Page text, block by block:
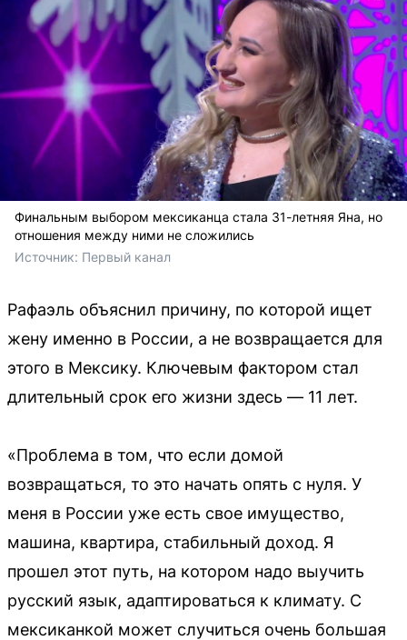
Финальным выбором мексиканца стала 31-летняя Яна, но
отношения между ними не сложились
Источник: Первый канал
Рафаэль объяснил причину, по которой ищет
жену именно в России, а не возвращается для
этого в Мексику. Ключевым фактором стал
длительный срок его жизни здесь — 11 лет.
«Проблема в том, что если домой
возвращаться, то это начать опять с нуля. У
меня в России уже есть свое имущество,
машина, квартира, стабильный доход. Я
прошел этот путь, на котором надо выучить
русский язык, адаптироваться к климату. С
мексиканкой может случиться очень большая